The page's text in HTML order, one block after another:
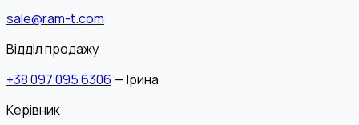
sale@ram-t.com
Відділ продажу
+38 097 095 6306 — Ірина
Керівник